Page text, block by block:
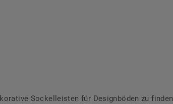
Sockelleisten für Designböden zu finden